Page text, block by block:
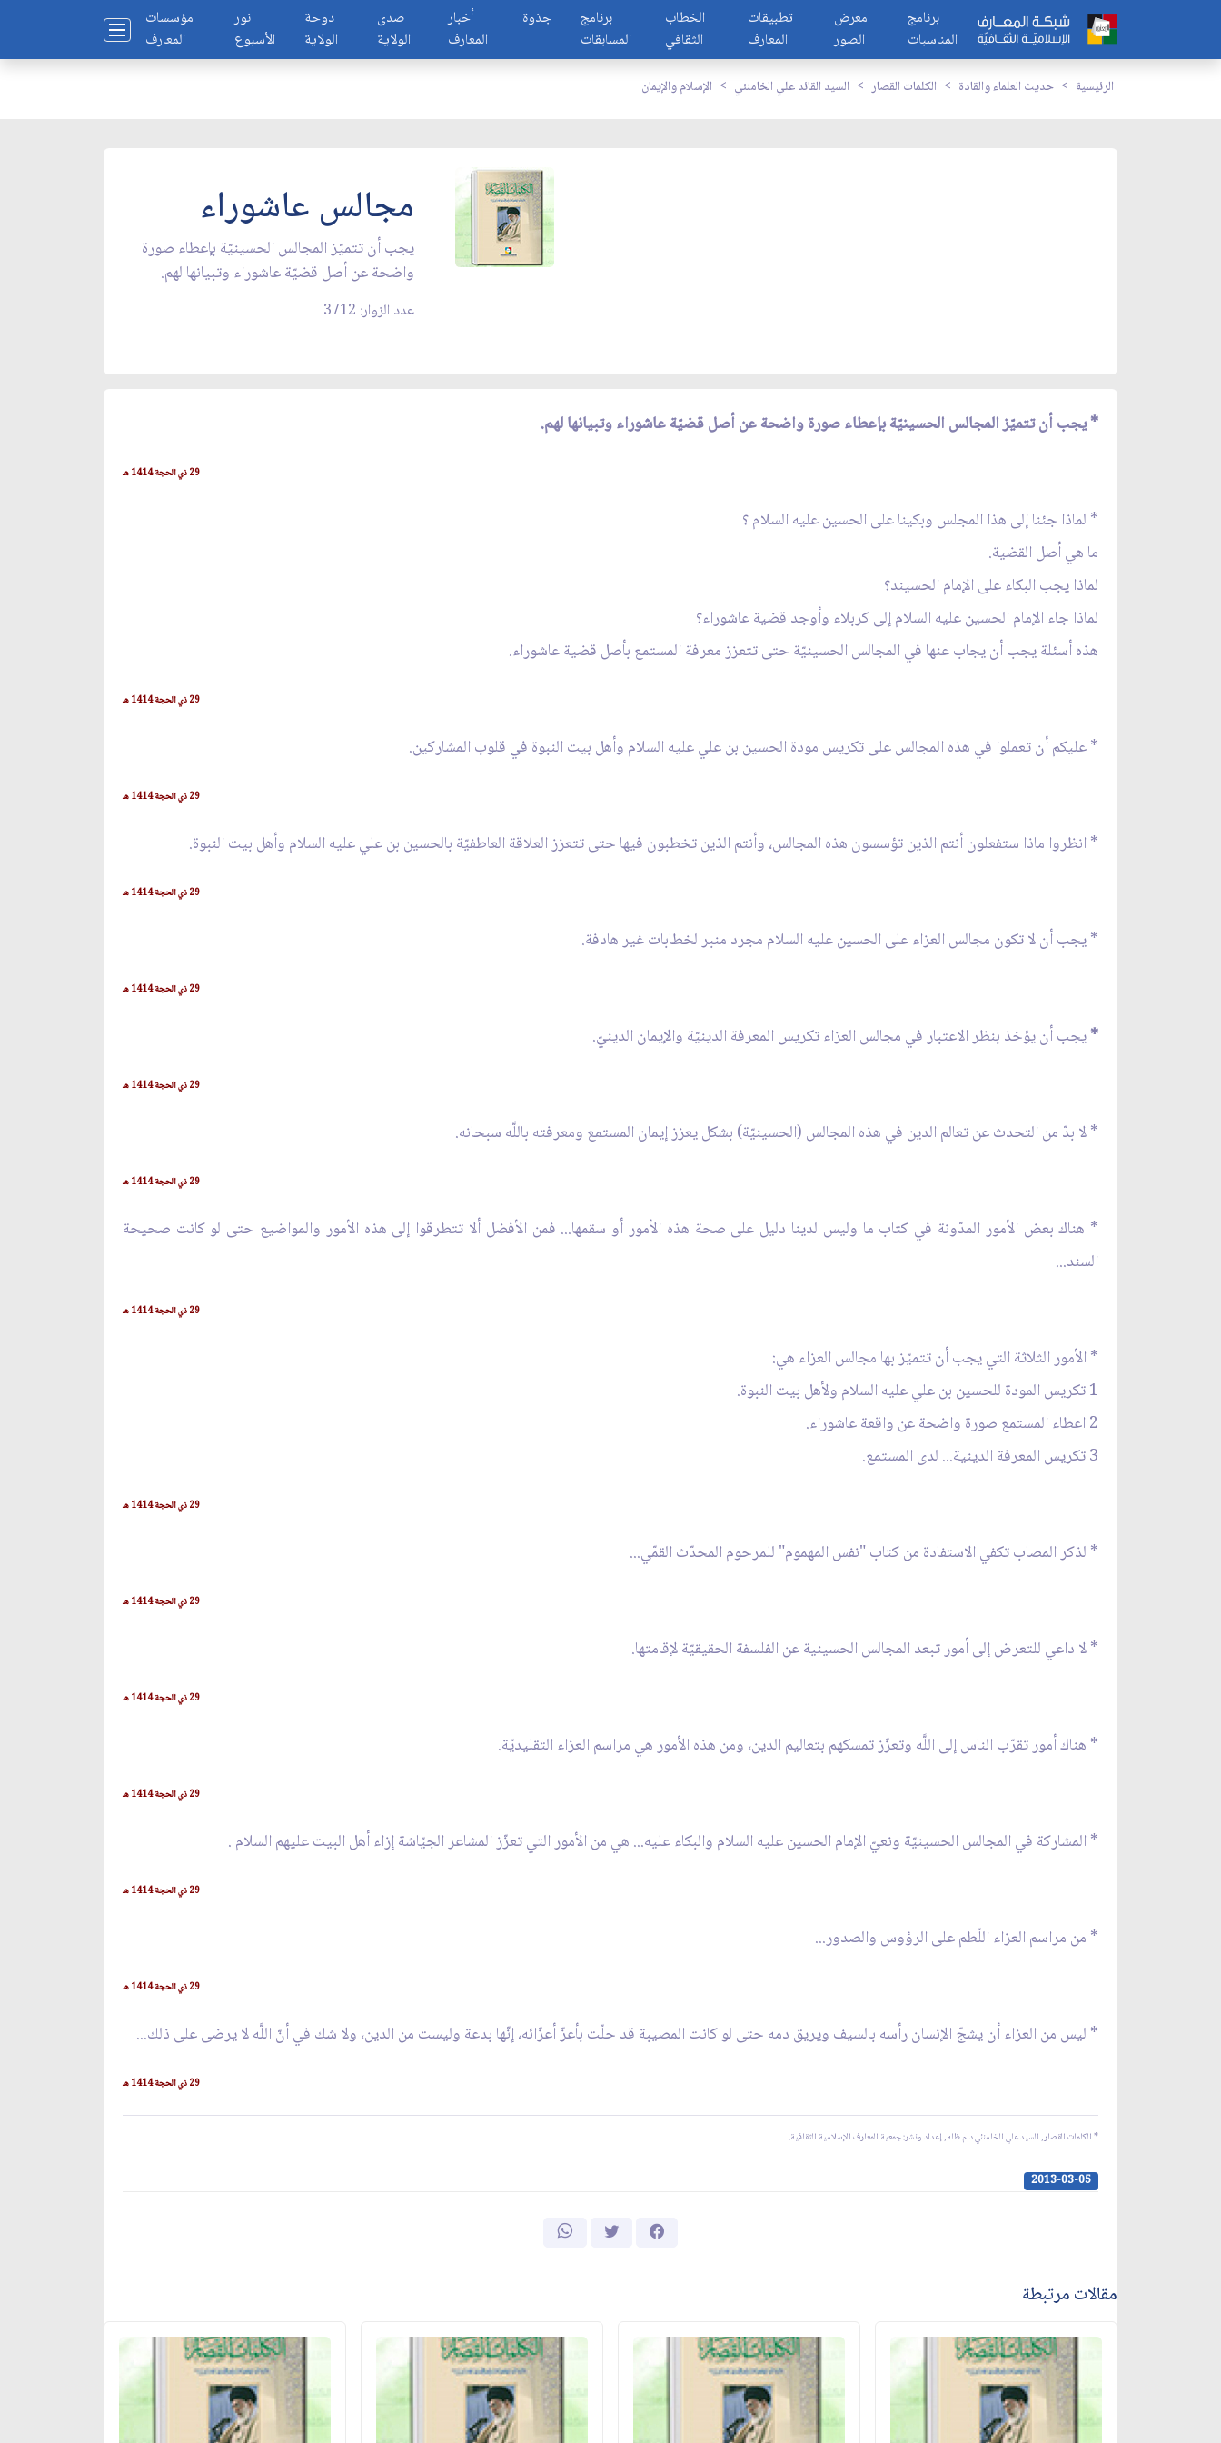
مؤسسات
المعارف
نور
الأسبوع
دوحة
الولاية
صدى
الولاية
أخبار
المعارف
جذوة
برنامج
المسابقات
الخطاب
الثقافي
تطبيقات
المعارف
معرض
الصور
برنامج
المناسبات
الرئيسية حديث العلماء والقادة الكلمات القصار السيد القائد علي الخامنئي الإسلام والإيمان
مجالس عاشوراء
يجب أن تتميّز المجالس الحسينيّة بإعطاء صورة
واضحة عن أصل قضيّة عاشوراء وتبيانها لهم.
عدد الزوار: 3712
* يجب أن تتميّز المجالس الحسينيّة بإعطاء صورة واضحة عن أصل قضيّة عاشوراء وتبيانها لهم.
29 ذي الحجة 1414 هـ
* لماذا جئنا إلى هذا المجلس وبكينا على الحسين عليه السلام ؟
ما هي أصل القضية.
لماذا يجب البكاء على الإمام الحسيند؟
لماذا جاء الإمام الحسين عليه السلام إلى كربلاء وأوجد قضية عاشوراء؟
هذه أسئلة يجب أن يجاب عنها في المجالس الحسينيّة حتى تتعزز معرفة المستمع بأصل قضية عاشوراء.
29 ذي الحجة 1414 هـ
* عليكم أن تعملوا في هذه المجالس على تكريس مودة الحسين بن علي عليه السلام وأهل بيت النبوة في قلوب المشاركين.
29 ذي الحجة 1414 هـ
* انظروا ماذا ستفعلون أنتم الذين تؤسسون هذه المجالس، وأنتم الذين تخطبون فيها حتى تتعزز العلاقة العاطفيّة بالحسين بن علي عليه السلام وأهل بيت النبوة.
29 ذي الحجة 1414 هـ
* يجب أن لا تكون مجالس العزاء على الحسين عليه السلام مجرد منبر لخطابات غير هادفة.
29 ذي الحجة 1414 هـ
*يجب أن يؤخذ بنظر الاعتبار في مجالس العزاء تكريس المعرفة الدينيّة والإيمان الدينيّ.
29 ذي الحجة 1414 هـ
* لا بدّ من التحدث عن تعالم الدين في هذه المجالس (الحسينيّة) بشكل يعزز إيمان المستمع ومعرفته باللَّه سبحانه.
29 ذي الحجة 1414 هـ
* هناك بعض الأمور المدّونة في كتاب ما وليس لدينا دليل على صحة هذه الأمور أو سقمها... فمن الأفضل ألا تتطرقوا إلى هذه الأمور والمواضيع حتى لو كانت صحيحة
السند...
29 ذي الحجة 1414 هـ
* الأمور الثلاثة التي يجب أن تتميّز بها مجالس العزاء هي:
1 تكريس المودة للحسين بن علي عليه السلام ولأهل بيت النبوة.
2 اعطاء المستمع صورة واضحة عن واقعة عاشوراء.
3 تكريس المعرفة الدينية... لدى المستمع.
29 ذي الحجة 1414 هـ
* لذكر المصاب تكفي الاستفادة من كتاب "نفس المهموم" للمرحوم المحدّث القمّي...
29 ذي الحجة 1414 هـ
* لا داعي للتعرض إلى أمور تبعد المجالس الحسينية عن الفلسفة الحقيقيّة لإقامتها.
29 ذي الحجة 1414 هـ
* هناك أمور تقرّب الناس إلى اللَّه وتعزّز تمسكهم بتعاليم الدين، ومن هذه الأمور هي مراسم العزاء التقليديّة.
29 ذي الحجة 1414 هـ
* المشاركة في المجالس الحسينيّة ونعيّ الإمام الحسين عليه السلام والبكاء عليه... هي من الأمور التي تعزّز المشاعر الجيّاشة إزاء أهل البيت عليهم السلام .
29 ذي الحجة 1414 هـ
* من مراسم العزاء اللّطم على الرؤوس والصدور...
29 ذي الحجة 1414 هـ
* ليس من العزاء أن يشجّ الإنسان رأسه بالسيف ويريق دمه حتى لو كانت المصيبة قد حلّت بأعزّ أعزّائه، إنّها بدعة وليست من الدين، ولا شك في أنّ اللَّه لا يرضى على ذلك...
29 ذي الحجة 1414 هـ
* الكلمات القصار, السيد علي الخامنئي دام ظله, إعداد ونشر: جمعية المعارف الإسلامية الثقافية.
2013-03-05
مقالات مرتبطة